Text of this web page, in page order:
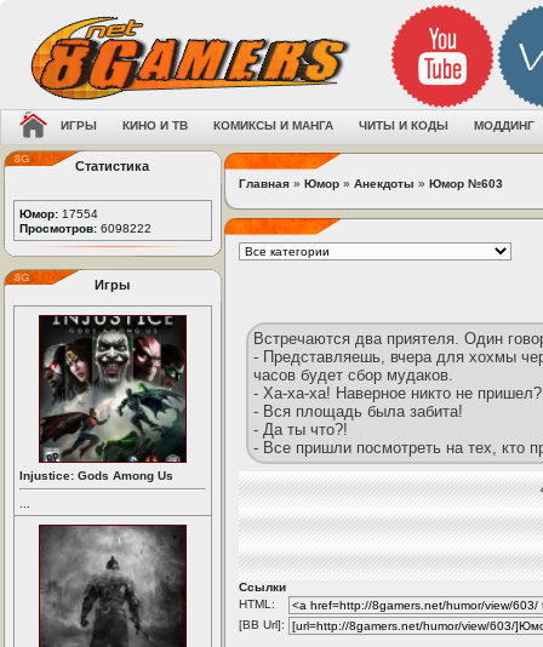
ИГРЫ КИНО И ТВ КОМИКСЫ И МАНГА ЧИТЫ И КОДЫ МОДДИНГ
Статистика
Юмор: 17554
Просмотров: 6098222
Игры
Injustice: Gods Among Us
Главная » Юмор » Анекдоты » Юмор №603
Встречаются два приятеля. Один
- Представляешь, вчера для хохмы
часов будет сбор мудаков.
- Ха-ха-ха! Наверное никто не
- Вся площадь была забита!
- Да ты что?!
- Все пришли посмотреть на тех, кто
Ссылки
HTML:
[BB Url]: